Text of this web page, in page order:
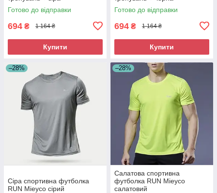
Готово до відправки
694 ₴ 1 164 ₴
Купити
Готово до відправки
694 ₴ 1 164 ₴
Купити
–28%
Сіра спортивна футболка
RUN Mieyco сірий
–28%
Салатова спортивна
футболка RUN Mieyco
салатовий